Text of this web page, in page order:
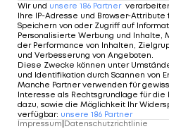
Wir und unsere 186 Partner
Ihre IP-Adresse und Browser-
Speichern von oder Zugriff auf
Personalisierte Werbung und Inhalte,
der Performance von Inhalten,
und Verbesserung von Angeboten.
Diese Zwecke können unter
und Identifikation durch Scannen von
Manche Partner verwenden für
Interesse als Rechtsgrundlage für
dazu, sowie die Möglichkeit Ihr
verfügbar: unsere 186 Partner
Impressum Datenschutzrichtlinie